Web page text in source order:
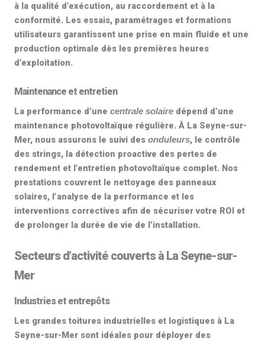
à la qualité d’exécution, au raccordement et à la
conformité. Les essais, paramétrages et formations
utilisateurs garantissent une prise en main fluide et une
production optimale dès les premières heures
d’exploitation.
Maintenance et entretien
La performance d’une centrale solaire dépend d’une
maintenance photovoltaïque régulière. À La Seyne-sur-
Mer, nous assurons le suivi des onduleurs, le contrôle
des strings, la détection proactive des pertes de
rendement et l’entretien photovoltaïque complet. Nos
prestations couvrent le nettoyage des panneaux
solaires, l’analyse de la performance et les
interventions correctives afin de sécuriser votre ROI et
de prolonger la durée de vie de l’installation.
Secteurs d’activité couverts à La Seyne-sur-
Mer
Industries et entrepôts
Les grandes toitures industrielles et logistiques à La
Seyne-sur-Mer sont idéales pour déployer des